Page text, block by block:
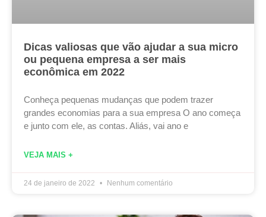
Dicas valiosas que vão ajudar a sua micro
ou pequena empresa a ser mais
econômica em 2022
Conheça pequenas mudanças que podem trazer
grandes economias para a sua empresa O ano começa
e junto com ele, as contas. Aliás, vai ano e
VEJA MAIS +
24 de janeiro de 2022 Nenhum comentário